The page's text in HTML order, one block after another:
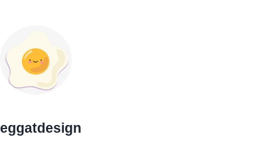
eggatdesign